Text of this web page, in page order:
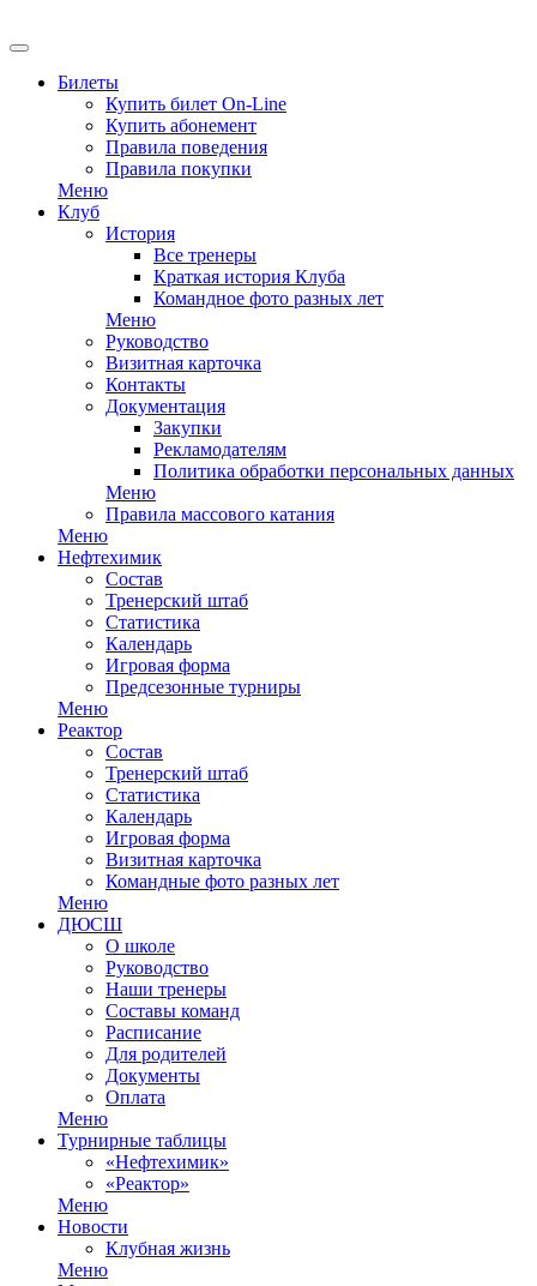
Билеты
Купить билет On-Line
Купить абонемент
Правила поведения
Правила покупки
Меню
Клуб
История
Все тренеры
Краткая история Клуба
Командное фото разных лет
Меню
Руководство
Визитная карточка
Контакты
Документация
Закупки
Рекламодателям
Политика обработки персональных данных
Меню
Правила массового катания
Меню
Нефтехимик
Состав
Тренерский штаб
Статистика
Календарь
Игровая форма
Предсезонные турниры
Меню
Реактор
Состав
Тренерский штаб
Статистика
Календарь
Игровая форма
Визитная карточка
Командные фото разных лет
Меню
ДЮСШ
О школе
Руководство
Наши тренеры
Составы команд
Расписание
Для родителей
Документы
Оплата
Меню
Турнирные таблицы
«Нефтехимик»
«Реактор»
Меню
Новости
Клубная жизнь
Меню